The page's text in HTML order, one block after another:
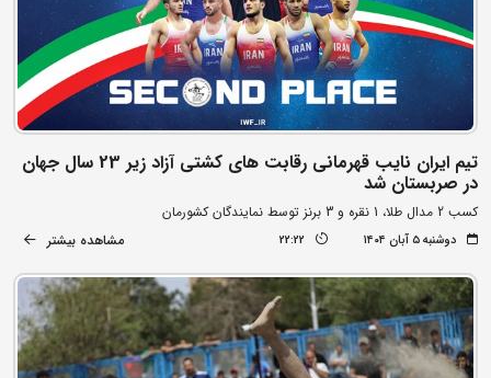
تیم ایران نایب قهرمانی رقابت های کشتی آزاد زیر 23 سال جهان
در صربستان شد
کسب 2 مدال طلا، 1 نقره و 3 برنز توسط نمایندگان کشورمان
دوشنبه ۵ آبان ۱۴۰۴ 22:22 مشاهده بیشتر